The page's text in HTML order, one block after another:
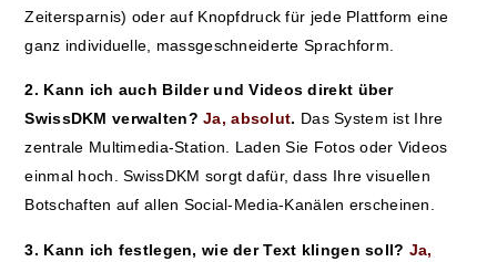
Zeitersparnis) oder auf Knopfdruck für jede Plattform eine
ganz individuelle, massgeschneiderte Sprachform.
2. Kann ich auch Bilder und Videos direkt über
SwissDKM verwalten? Ja, absolut. Das System ist Ihre
zentrale Multimedia-Station. Laden Sie Fotos oder Videos
einmal hoch. SwissDKM sorgt dafür, dass Ihre visuellen
Botschaften auf allen Social-Media-Kanälen erscheinen.
3. Kann ich festlegen, wie der Text klingen soll? Ja,